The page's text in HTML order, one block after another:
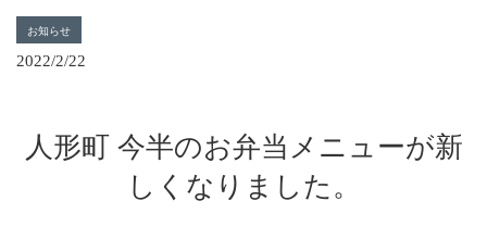
お知らせ
2022/2/22
人形町 今半のお弁当メニューが新
しくなりました。